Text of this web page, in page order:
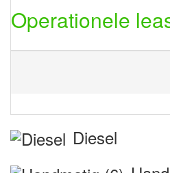
Operationele
Diesel